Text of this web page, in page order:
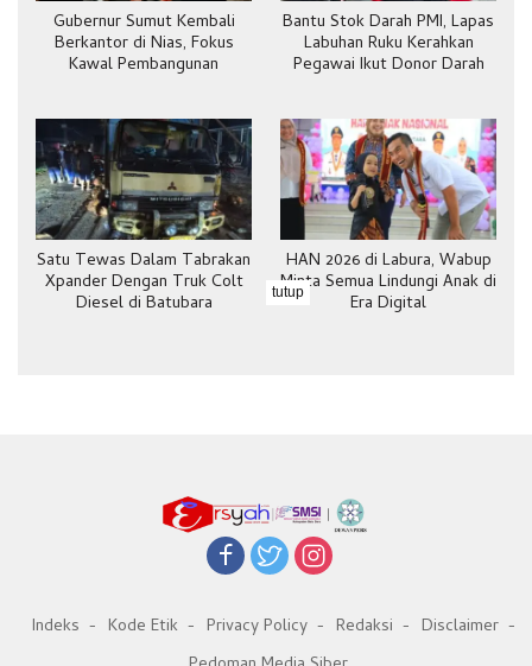
Gubernur Sumut Kembali
Berkantor di Nias, Fokus
Kawal Pembangunan
Bantu Stok Darah PMI, Lapas
Labuhan Ruku Kerahkan
Pegawai Ikut Donor Darah
Satu Tewas Dalam Tabrakan
Xpander Dengan Truk Colt
Diesel di Batubara
HAN 2026 di Labura, Wabup
Minta Semua Lindungi Anak di
Era Digital
Indeks Kode Etik Privacy Policy Redaksi
Disclaimer
tutup